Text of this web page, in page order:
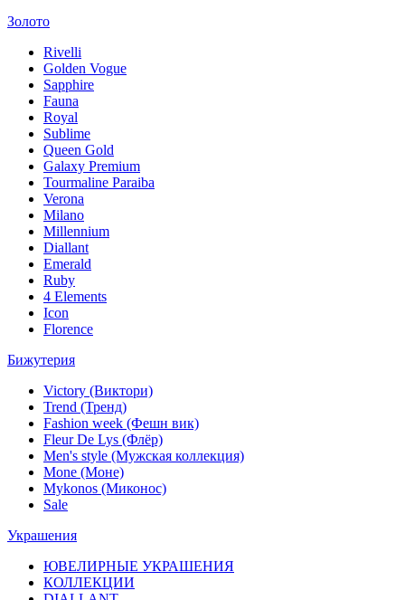
Золото
Rivelli
Golden Vogue
Sapphire
Fauna
Royal
Sublime
Queen Gold
Galaxy Premium
Tourmaline Paraiba
Verona
Milano
Millennium
Diallant
Emerald
Ruby
4 Elements
Icon
Florence
Бижутерия
Victory (Виктори)
Trend (Тренд)
Fashion week (Фешн вик)
Fleur De Lys (Флёр)
Men's style (Мужская коллекция)
Mone (Моне)
Mykonos (Миконос)
Sale
Украшения
ЮВЕЛИРНЫЕ УКРАШЕНИЯ
КОЛЛЕКЦИИ